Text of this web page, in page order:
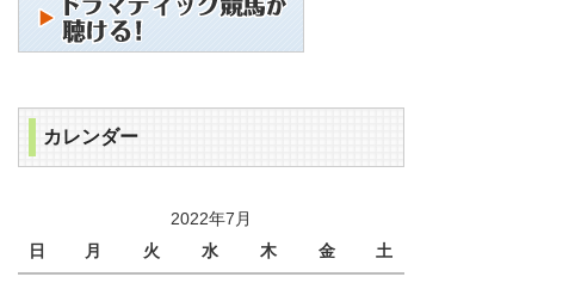
カレンダー
2022年7月
日
月 火 水 木 金 土